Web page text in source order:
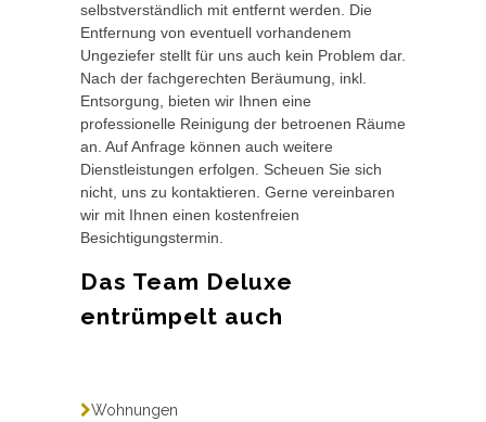
selbstverständlich mit entfernt werden. Die
Entfernung von eventuell vorhandenem
Ungeziefer stellt für uns auch kein Problem dar.
Nach der fachgerechten Beräumung, inkl.
Entsorgung, bieten wir Ihnen eine
professionelle Reinigung der betroenen Räume
an. Auf Anfrage können auch weitere
Dienstleistungen erfolgen. Scheuen Sie sich
nicht, uns zu kontaktieren. Gerne vereinbaren
wir mit Ihnen einen kostenfreien
Besichtigungstermin.
Das Team Deluxe
entrümpelt auch
Wohnungen